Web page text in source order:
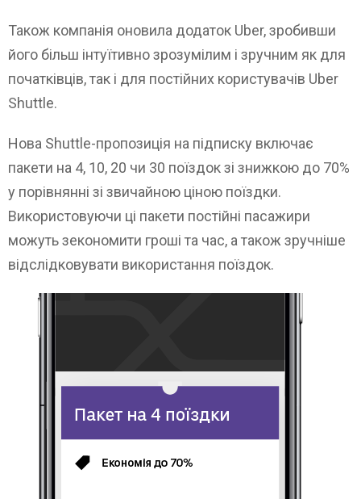
Також компанія оновила додаток Uber, зробивши
його більш інтуїтивно зрозумілим і зручним як для
початківців, так і для постійних користувачів Uber
Shuttle.
Нова Shuttle-пропозиція на підписку включає
пакети на 4, 10, 20 чи 30 поїздок зі знижкою до 70%
у порівнянні зі звичайною ціною поїздки.
Використовуючи ці пакети постійні пасажири
можуть зекономити гроші та час, а також зручніше
відслідковувати використання поїздок.